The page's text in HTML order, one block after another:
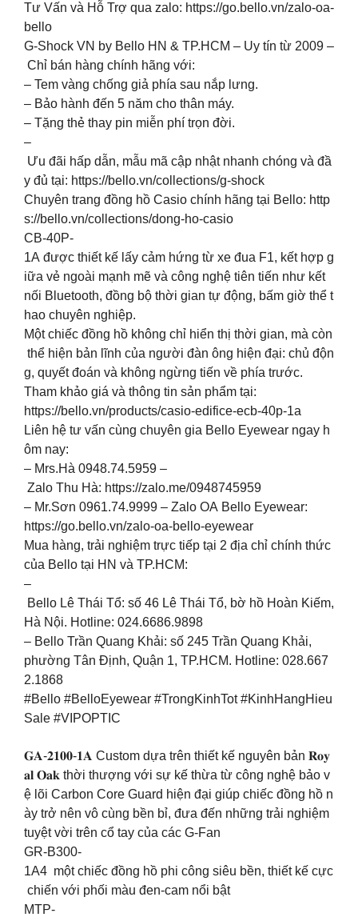
Tư Vấn và Hỗ Trợ qua zalo: https://go.bello.vn/zalo-oa-
bello
G-Shock VN by Bello HN & TP.HCM – Uy tín từ 2009 –
Chỉ bán hàng chính hãng với:
– Tem vàng chống giả phía sau nắp lưng.
– Bảo hành đến 5 năm cho thân máy.
– Tặng thẻ thay pin miễn phí trọn đời.
–
Ưu đãi hấp dẫn, mẫu mã cập nhật nhanh chóng và đầ
y đủ tại: https://bello.vn/collections/g-shock
Chuyên trang đồng hồ Casio chính hãng tại Bello: http
s://bello.vn/collections/dong-ho-casio
CB-40P-
1A được thiết kế lấy cảm hứng từ xe đua F1, kết hợp g
iữa vẻ ngoài mạnh mẽ và công nghệ tiên tiến như kết
nối Bluetooth, đồng bộ thời gian tự động, bấm giờ thể t
hao chuyên nghiệp.
Một chiếc đồng hồ không chỉ hiển thị thời gian, mà còn
thể hiện bản lĩnh của người đàn ông hiện đại: chủ độn
g, quyết đoán và không ngừng tiến về phía trước.
Tham khảo giá và thông tin sản phẩm tại:
https://bello.vn/products/casio-edifice-ecb-40p-1a
Liên hệ tư vấn cùng chuyên gia Bello Eyewear ngay h
ôm nay:
– Mrs.Hà 0948.74.5959 –
Zalo Thu Hà: https://zalo.me/0948745959
– Mr.Sơn 0961.74.9999 – Zalo OA Bello Eyewear:
https://go.bello.vn/zalo-oa-bello-eyewear
Mua hàng, trải nghiệm trực tiếp tại 2 địa chỉ chính thức
của Bello tại HN và TP.HCM:
–
Bello Lê Thái Tổ: số 46 Lê Thái Tổ, bờ hồ Hoàn Kiếm,
Hà Nội. Hotline: 024.6686.9898
– Bello Trần Quang Khải: số 245 Trần Quang Khải,
phường Tân Định, Quận 1, TP.HCM. Hotline: 028.667
2.1868
#Bello #BelloEyewear #TrongKinhTot #KinhHangHieu
Sale #VIPOPTIC
𝐆𝐀-𝟐𝟏𝟎𝟎-𝟏𝐀 Custom dựa trên thiết kế nguyên bản 𝐑𝐨𝐲
𝐚𝐥 𝐎𝐚𝐤 thời thượng với sự kế thừa từ công nghệ bảo v
ệ lõi Carbon Core Guard hiện đại giúp chiếc đồng hồ n
ày trở nên vô cùng bền bỉ, đưa đến những trải nghiệm
tuyệt vời trên cổ tay của các G-Fan
GR-B300-
1A4 một chiếc đồng hồ phi công siêu bền, thiết kế cực
chiến với phối màu đen-cam nổi bật
MTP-